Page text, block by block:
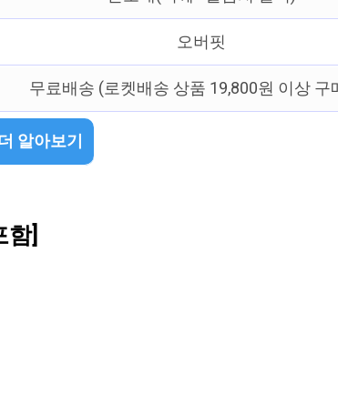
오버핏
무료배송 (로켓배송 상품 19,800원 이상 구
알아보기
]